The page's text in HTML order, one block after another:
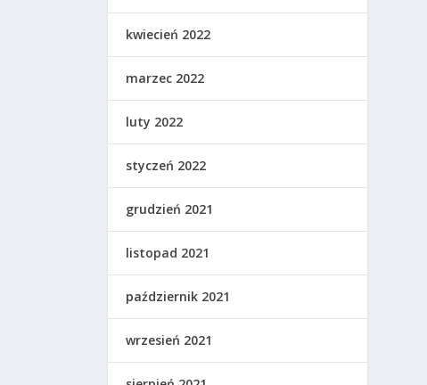
kwiecień 2022
marzec 2022
luty 2022
styczeń 2022
grudzień 2021
listopad 2021
październik 2021
wrzesień 2021